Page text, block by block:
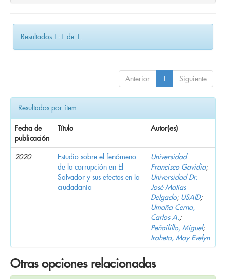
Resultados 1-1 de 1.
Anterior 1 Siguiente
Resultados por ítem:
Fecha de
publicación
Título Autor(es)
2020
Estudio sobre el fenómeno
de la corrupción en El
Salvador y sus efectos en la
ciudadanía
Universidad
Francisco Gavidia;
Universidad Dr.
José Matías
Delgado; USAID;
Umaña Cerna,
Carlos A.;
Peñailillo, Miguel;
Iraheta, May Evelyn
Otras opciones relacionadas